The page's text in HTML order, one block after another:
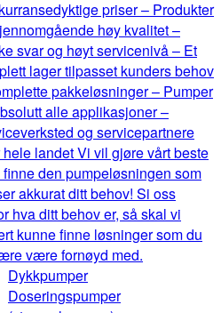
priser – Produkter
høy kvalitet –
svar og høyt servicenivå – Et
lager tilpasset kunders behov
pakkeløsninger – Pumper
alle applikasjoner –
og servicepartnere
landet Vi vil gjøre vårt beste
finne den pumpeløsningen som
akkurat ditt behov! Si oss
hva ditt behov er, så skal vi
kunne finne løsninger som du
være fornøyd med.
Dykkpumper
Doseringspumper